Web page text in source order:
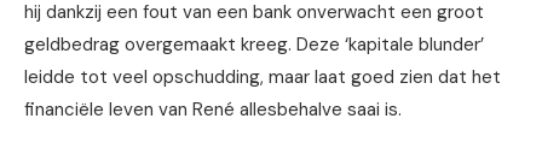
hij dankzij een fout van een bank onverwacht een groot
geldbedrag overgemaakt kreeg. Deze ‘kapitale blunder’
leidde tot veel opschudding, maar laat goed zien dat het
financiële leven van René allesbehalve saai is.